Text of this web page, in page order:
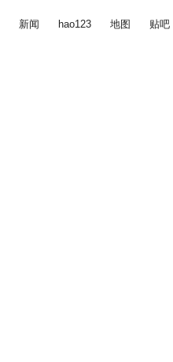
新闻 hao123 地图 贴吧